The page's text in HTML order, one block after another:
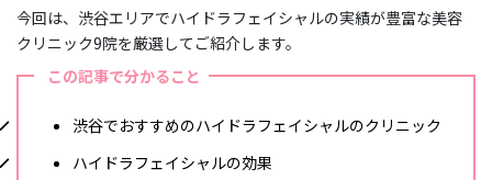
今回は、渋谷エリアでハイドラフェイシャルの実績が豊富な美容
クリニック9院を厳選してご紹介します。
この記事で分かること
渋谷でおすすめのハイドラフェイシャルのクリニック
ハイドラフェイシャルの効果